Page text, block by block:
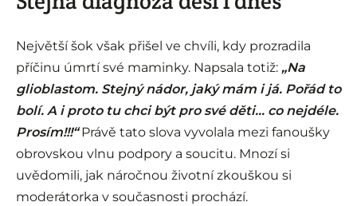
Největší šok však přišel ve chvíli, kdy prozradila
příčinu úmrtí své maminky. Napsala totiž: „Na
glioblastom. Stejný nádor, jaký mám i já. Pořád to
bolí. A i proto tu chci být pro své děti… co nejdéle.
Prosím!!!“Právě tato slova vyvolala mezi fanoušky
obrovskou vlnu podpory a soucitu. Mnozí si
uvědomili, jak náročnou životní zkouškou si
moderátorka v současnosti prochází.